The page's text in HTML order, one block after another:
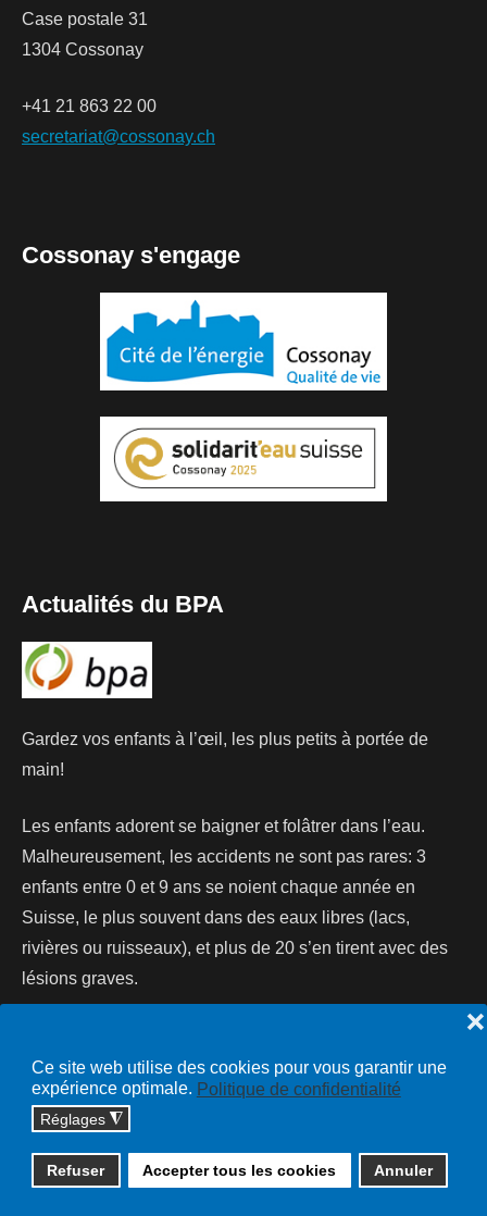
Ce site web utilise des cookies pour vous garantir une
expérience optimale. Politique de confidentialité
Réglages ◮
Refuser Accepter tous les cookies Annuler
❌
Case postale 31
1304 Cossonay
+41 21 863 22 00
secretariat@cossonay.ch
Cossonay s'engage
Actualités du BPA
Gardez vos enfants à l’œil, les plus petits à portée de
main!
Les enfants adorent se baigner et folâtrer dans l’eau.
Malheureusement, les accidents ne sont pas rares: 3
enfants entre 0 et 9 ans se noient chaque année en
Suisse, le plus souvent dans des eaux libres (lacs,
rivières ou ruisseaux), et plus de 20 s’en tirent avec des
lésions graves.
Copyright © 2026 cossonay.ch - tous droits réservés | site :
solutions informatiques